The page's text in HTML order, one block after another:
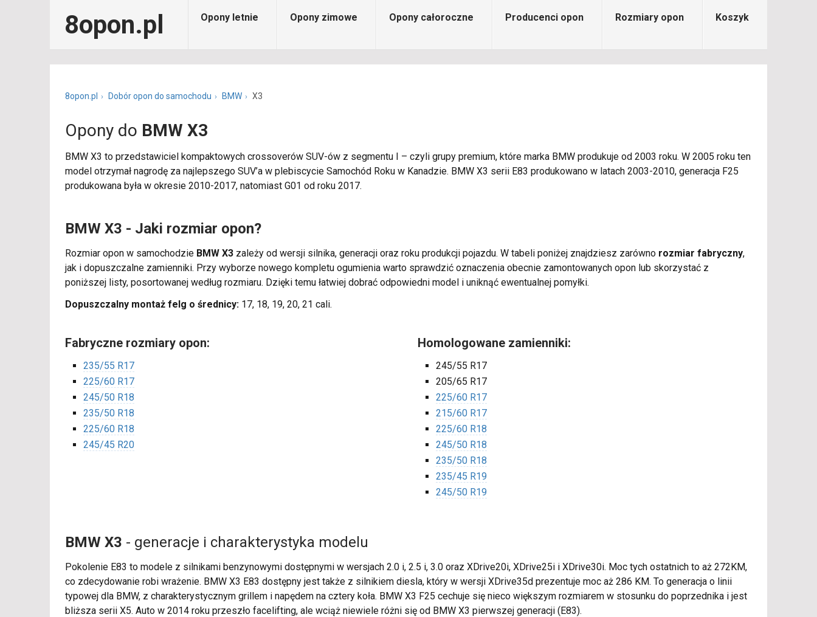
8opon.pl Opony letnie Opony zimowe Opony całoroczne Producenci opon Rozmiary opon Koszyk
8opon.pl Dobór opon do samochodu BMW X3
Opony do BMW X3
BMW X3 to przedstawiciel kompaktowych crossoverów SUV-ów z segmentu I – czyli grupy premium, które marka BMW produkuje od 2003 roku. W 2005 roku ten
model otrzymał nagrodę za najlepszego SUV’a w plebiscycie Samochód Roku w Kanadzie. BMW X3 serii E83 produkowano w latach 2003-2010, generacja F25
produkowana była w okresie 2010-2017, natomiast G01 od roku 2017.
BMW X3 - Jaki rozmiar opon?
Rozmiar opon w samochodzie BMW X3 zależy od wersji silnika, generacji oraz roku produkcji pojazdu. W tabeli poniżej znajdziesz zarówno rozmiar fabryczny,
jak i dopuszczalne zamienniki. Przy wyborze nowego kompletu ogumienia warto sprawdzić oznaczenia obecnie zamontowanych opon lub skorzystać z
poniższej listy, posortowanej według rozmiaru. Dzięki temu łatwiej dobrać odpowiedni model i uniknąć ewentualnej pomyłki.
Dopuszczalny montaż felg o średnicy: 17, 18, 19, 20, 21 cali.
Fabryczne rozmiary opon:
235/55 R17
225/60 R17
245/50 R18
235/50 R18
225/60 R18
245/45 R20
Homologowane zamienniki:
245/55 R17
205/65 R17
225/60 R17
215/60 R17
225/60 R18
245/50 R18
235/50 R18
235/45 R19
245/50 R19
BMW X3 - generacje i charakterystyka modelu
Pokolenie E83 to modele z silnikami benzynowymi dostępnymi w wersjach 2.0 i, 2.5 i, 3.0 oraz XDrive20i, XDrive25i i XDrive30i. Moc tych ostatnich to aż 272KM,
co zdecydowanie robi wrażenie. BMW X3 E83 dostępny jest także z silnikiem diesla, który w wersji XDrive35d prezentuje moc aż 286 KM. To generacja o linii
typowej dla BMW, z charakterystycznym grillem i napędem na cztery koła. BMW X3 F25 cechuje się nieco większym rozmiarem w stosunku do poprzednika i jest
bliższa serii X5. Auto w 2014 roku przeszło facelifting, ale wciąż niewiele różni się od BMW X3 pierwszej generacji (E83).